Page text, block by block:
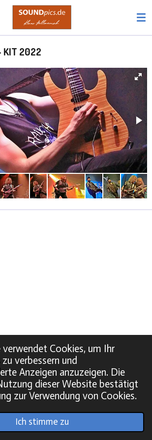
verwendet Cookies, um Ihr
verbessern und
Anzeigen anzuzeigen. Die
dieser Website bestätigt
zur Verwendung von Cookies.
Ich stimme zu
KIT 2022
Webador